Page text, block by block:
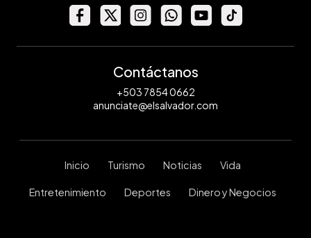
Contáctanos
+503 7854 0662
anunciate@elsalvador.com
Inicio Turismo Noticias Vida
Entretenimiento Deportes Dinero y Negocios